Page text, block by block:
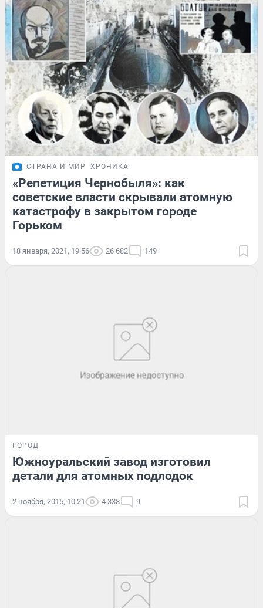
СТРАНА И МИР ХРОНИКА
«Репетиция Чернобыля»: как
советские власти скрывали атомную
катастрофу в закрытом городе
Горьком
18 января, 2021, 19:56 26 682 149
ГОРОД
Южноуральский завод изготовил
детали для атомных подлодок
2 ноября, 2015, 10:21 4 338 9